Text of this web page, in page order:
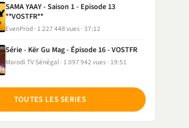
SAMA YAAY - Saison 1 - Episode 13
**VOSTFR**
EvenProd 1 227 448 vues 37:12
Série - Kër Gu Mag - Épisode 16 - VOSTFR
Marodi TV Sénégal 1 097 942 vues 19:51
TOUTES LES SERIES